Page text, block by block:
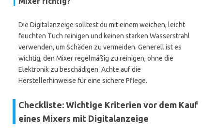
Die Digitalanzeige solltest du mit einem weichen, leicht
feuchten Tuch reinigen und keinen starken Wasserstrahl
verwenden, um Schäden zu vermeiden. Generell ist es
wichtig, den Mixer regelmäßig zu reinigen, ohne die
Elektronik zu beschädigen. Achte auf die
Herstellerhinweise für eine sichere Pflege.
Checkliste: Wichtige Kriterien vor dem Kauf
eines Mixers mit Digitalanzeige